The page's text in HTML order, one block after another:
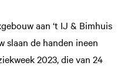
aan ‘t IJ & Bimhuis
slaan de handen ineen
2023, die van 24